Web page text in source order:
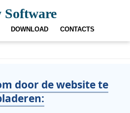
Software
DOWNLOAD CONTACTS
door de website te